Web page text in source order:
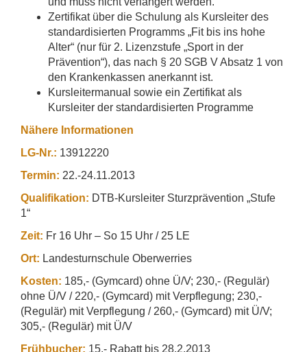
Zertifikat über die Schulung als Kursleiter des
standardisierten Programms „Fit bis ins hohe
Alter“ (nur für 2. Lizenzstufe „Sport in der
Prävention“), das nach § 20 SGB V Absatz 1 von
den Krankenkassen anerkannt ist.
Kursleitermanual sowie ein Zertifikat als
Kursleiter der standardisierten Programme
Nähere Informationen
LG-Nr.: 13912220
Termin: 22.-24.11.2013
Qualifikation: DTB-Kursleiter Sturzprävention „Stufe
1“
Zeit: Fr 16 Uhr – So 15 Uhr / 25 LE
Ort: Landesturnschule Oberwerries
Kosten: 185,- (Gymcard) ohne Ü/V; 230,- (Regulär)
ohne Ü/V / 220,- (Gymcard) mit Verpflegung; 230,-
(Regulär) mit Verpflegung / 260,- (Gymcard) mit Ü/V;
305,- (Regulär) mit Ü/V
Frühbucher: 15,- Rabatt bis 28.2.2013